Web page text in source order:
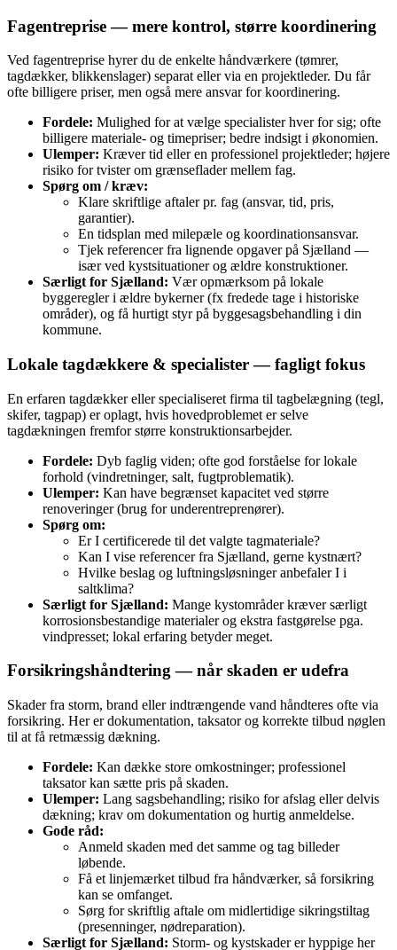
Fagentreprise — mere kontrol, større koordinering
Ved fagentreprise hyrer du de enkelte håndværkere (tømrer,
tagdækker, blikkenslager) separat eller via en projektleder. Du får
ofte billigere priser, men også mere ansvar for koordinering.
Fordele: Mulighed for at vælge specialister hver for sig; ofte
billigere materiale- og timepriser; bedre indsigt i økonomien.
Ulemper: Kræver tid eller en professionel projektleder; højere
risiko for tvister om grænseflader mellem fag.
Spørg om / kræv:
Klare skriftlige aftaler pr. fag (ansvar, tid, pris,
garantier).
En tidsplan med milepæle og koordinationsansvar.
Tjek referencer fra lignende opgaver på Sjælland —
især ved kystsituationer og ældre konstruktioner.
Særligt for Sjælland: Vær opmærksom på lokale
byggeregler i ældre bykerner (fx fredede tage i historiske
områder), og få hurtigt styr på byggesagsbehandling i din
kommune.
Lokale tagdækkere & specialister — fagligt fokus
En erfaren tagdækker eller specialiseret firma til tagbelægning (tegl,
skifer, tagpap) er oplagt, hvis hovedproblemet er selve
tagdækningen fremfor større konstruktionsarbejder.
Fordele: Dyb faglig viden; ofte god forståelse for lokale
forhold (vindretninger, salt, fugtproblematik).
Ulemper: Kan have begrænset kapacitet ved større
renoveringer (brug for underentreprenører).
Spørg om:
Er I certificerede til det valgte tagmateriale?
Kan I vise referencer fra Sjælland, gerne kystnært?
Hvilke beslag og luftningsløsninger anbefaler I i
saltklima?
Særligt for Sjælland: Mange kystområder kræver særligt
korrosionsbestandige materialer og ekstra fastgørelse pga.
vindpresset; lokal erfaring betyder meget.
Forsikringshåndtering — når skaden er udefra
Skader fra storm, brand eller indtrængende vand håndteres ofte via
forsikring. Her er dokumentation, taksator og korrekte tilbud nøglen
til at få retmæssig dækning.
Fordele: Kan dække store omkostninger; professionel
taksator kan sætte pris på skaden.
Ulemper: Lang sagsbehandling; risiko for afslag eller delvis
dækning; krav om dokumentation og hurtig anmeldelse.
Gode råd:
Anmeld skaden med det samme og tag billeder
løbende.
Få et linjemærket tilbud fra håndværker, så forsikring
kan se omfanget.
Sørg for skriftlig aftale om midlertidige sikringstiltag
(presenninger, nødreparation).
Særligt for Sjælland: Storm- og kystskader er hyppige her